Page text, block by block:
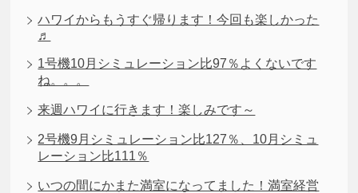
ハワイからもうすぐ帰ります！今回も楽しかった
♬
1号機10月シミュレーション比97％よくないです
ね。。。
来週ハワイに行きます！楽しみです～
2号機9月シミュレーション比127％、10月シミュ
レーション比111％
いつの間にかまた満室になってました！満室経営